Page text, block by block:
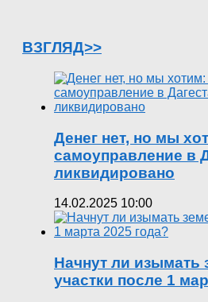
ВЗГЛЯД>>
Денег нет, но мы
самоуправление в
ликвидировано
14.02.2025 10:00
Начнут ли изымать
участки после 1